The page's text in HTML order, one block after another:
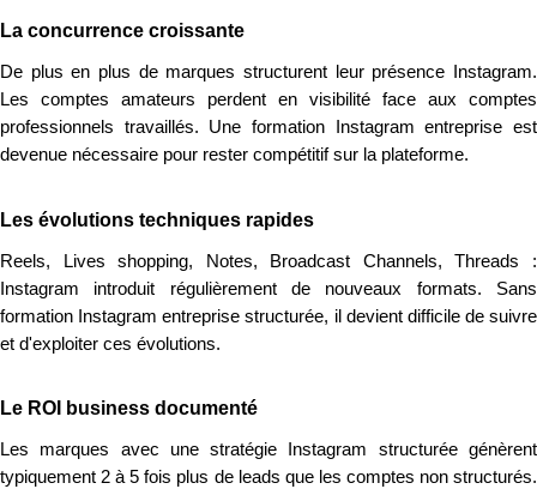
La concurrence croissante
De plus en plus de marques structurent leur présence Instagram.
Les comptes amateurs perdent en visibilité face aux comptes
professionnels travaillés. Une formation Instagram entreprise est
devenue nécessaire pour rester compétitif sur la plateforme.
Les évolutions techniques rapides
Reels, Lives shopping, Notes, Broadcast Channels, Threads :
Instagram introduit régulièrement de nouveaux formats. Sans
formation Instagram entreprise structurée, il devient difficile de suivre
et d'exploiter ces évolutions.
Le ROI business documenté
Les marques avec une stratégie Instagram structurée génèrent
typiquement 2 à 5 fois plus de leads que les comptes non structurés.